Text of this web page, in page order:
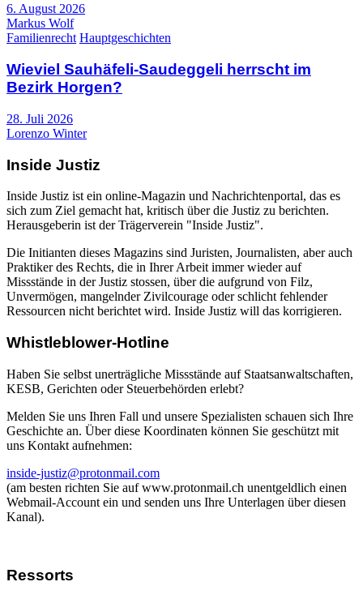
6. August 2026
Markus Wolf
Familienrecht Hauptgeschichten
Wieviel Sauhäfeli-Saudeggeli herrscht im
Bezirk Horgen?
28. Juli 2026
Lorenzo Winter
Inside Justiz
Inside Justiz ist ein online-Magazin und Nachrichtenportal, das es
sich zum Ziel gemacht hat, kritisch über die Justiz zu berichten.
Herausgeberin ist der Trägerverein "Inside Justiz".
Die Initianten dieses Magazins sind Juristen, Journalisten, aber auch
Praktiker des Rechts, die in Ihrer Arbeit immer wieder auf
Missstände in der Justiz stossen, über die aufgrund von Filz,
Unvermögen, mangelnder Zivilcourage oder schlicht fehlender
Ressourcen nicht berichtet wird. Inside Justiz will das korrigieren.
Whistleblower-Hotline
Haben Sie selbst unerträgliche Missstände auf Staatsanwaltschaften,
KESB, Gerichten oder Steuerbehörden erlebt?
Melden Sie uns Ihren Fall und unsere Spezialisten schauen sich Ihre
Geschichte an. Über diese Koordinaten können Sie geschützt mit
uns Kontakt aufnehmen:
inside-justiz@protonmail.com
(am besten richten Sie auf www.protonmail.ch unentgeldlich einen
Webmail-Account ein und senden uns Ihre Unterlagen über diesen
Kanal).
Ressorts